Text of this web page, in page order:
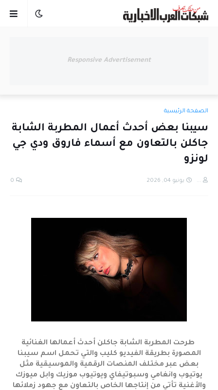
Responsive Advertisement
الصفحة الرئيسية
سيبنا بعض أحدث أعمال المطربة الشابة
جاكلن بالتعاون مع أسماء فاروق ودي جي
لونزو
... يونيو 04, 2026 0
طرحت المطربة الشابة جاكلن أحدث أعمالها الغنائية
المصورة بطريقة الفيديو كليب والتي تحمل اسم سيبنا
بعض عبر مختلف المنصات الرقمية والموسيقية مثل
يوتيوب وانغامي وسبوتيفاي ويوتيوب موزيك وابل ميوزك
والأغنية تأتي من إنتاجها الخاص بالتعاون مع جهود زملائها